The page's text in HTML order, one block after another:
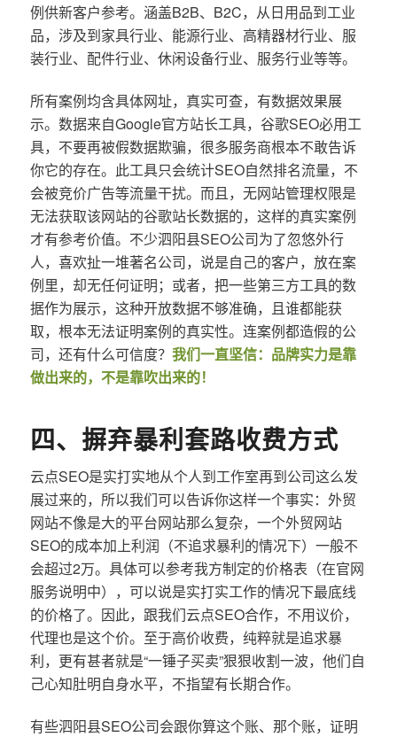
例供新客户参考。涵盖B2B、B2C，从日用品到工业
品，涉及到家具行业、能源行业、高精器材行业、服
装行业、配件行业、休闲设备行业、服务行业等等。
所有案例均含具体网址，真实可查，有数据效果展
示。数据来自Google官方站长工具，谷歌SEO必用工
具，不要再被假数据欺骗，很多服务商根本不敢告诉
你它的存在。此工具只会统计SEO自然排名流量，不
会被竞价广告等流量干扰。而且，无网站管理权限是
无法获取该网站的谷歌站长数据的，这样的真实案例
才有参考价值。不少泗阳县SEO公司为了忽悠外行
人，喜欢扯一堆著名公司，说是自己的客户，放在案
例里，却无任何证明；或者，把一些第三方工具的数
据作为展示，这种开放数据不够准确，且谁都能获
取，根本无法证明案例的真实性。连案例都造假的公
司，还有什么可信度？ 我们一直坚信：品牌实力是靠
做出来的，不是靠吹出来的！
四、摒弃暴利套路收费方式
云点SEO是实打实地从个人到工作室再到公司这么发
展过来的，所以我们可以告诉你这样一个事实：外贸
网站不像是大的平台网站那么复杂，一个外贸网站
SEO的成本加上利润（不追求暴利的情况下）一般不
会超过2万。具体可以参考我方制定的价格表（在官网
服务说明中），可以说是实打实工作的情况下最底线
的价格了。因此，跟我们云点SEO合作，不用议价，
代理也是这个价。至于高价收费，纯粹就是追求暴
利，更有甚者就是“一锤子买卖”狠狠收割一波，他们自
己心知肚明自身水平，不指望有长期合作。
有些泗阳县SEO公司会跟你算这个账、那个账，证明